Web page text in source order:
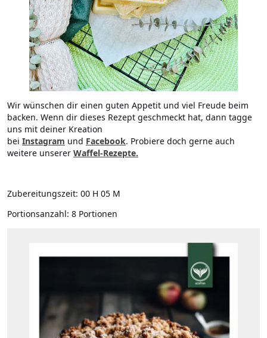
Wir wünschen dir einen guten Appetit und viel Freude beim
backen. Wenn dir dieses Rezept geschmeckt hat, dann tagge
uns mit deiner Kreation
bei Instagram und Facebook. Probiere doch gerne auch
weitere unserer Waffel-Rezepte.
Zubereitungszeit: 00 H 05 M
Portionsanzahl: 8 Portionen